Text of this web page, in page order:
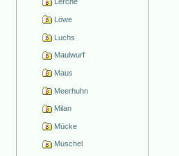
Lerche
Löwe
Luchs
Maulwurf
Maus
Meerhuhn
Milan
Mücke
Muschel